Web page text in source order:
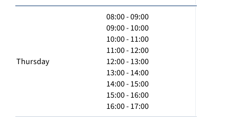
Thursday
08:00 - 09:00
09:00 - 10:00
10:00 - 11:00
11:00 - 12:00
12:00 - 13:00
13:00 - 14:00
14:00 - 15:00
15:00 - 16:00
16:00 - 17:00